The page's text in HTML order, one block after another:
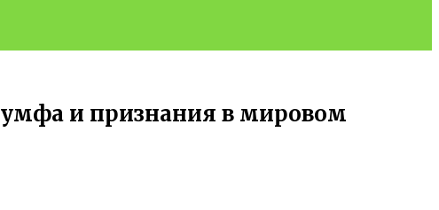
и признания в мировом